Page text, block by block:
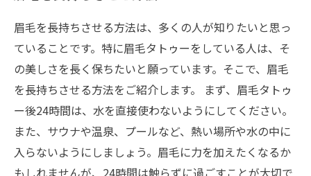
眉毛を長持ちさせる方法は、多くの人が知りたいと思っ
ていることです。特に眉毛タトゥーをしている人は、そ
の美しさを長く保ちたいと願っています。そこで、眉毛
を長持ちさせる方法をご紹介します。 まず、眉毛タトゥ
ー後24時間は、水を直接使わないようにしてください。
また、サウナや温泉、プールなど、熱い場所や水の中に
入らないようにしましょう。眉毛に力を加えたくなるか
もしれませんが、24時間は触らずに過ごすことが大切で